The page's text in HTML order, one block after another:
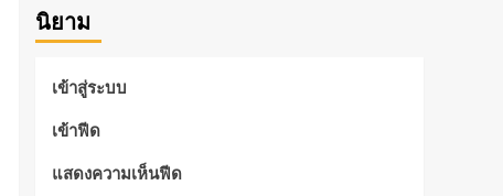
นิยาม
เข้าสู่ระบบ
เข้าฟีด
แสดงความเห็นฟีด